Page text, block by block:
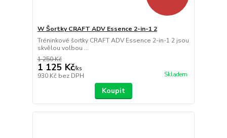
W Šortky CRAFT ADV Essence 2-in-1 2
Tréninkové šortky CRAFT ADV Essence 2-in-1 2 jsou
skvělou volbou ...
1 250 Kč
1 125 Kč/ks
930 Kč bez DPH Skladem
Koupit